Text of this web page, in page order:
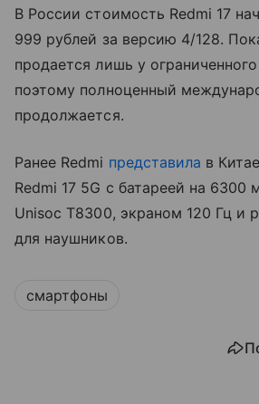
В России стоимость Redmi 17
999 рублей за версию 4/128.
продается лишь у
поэтому полноценный
продолжается.
Ранее Redmi представила в
Redmi 17 5G с батареей на 6300
Unisoc T8300, экраном 120 Гц и
для наушников.
смартфоны